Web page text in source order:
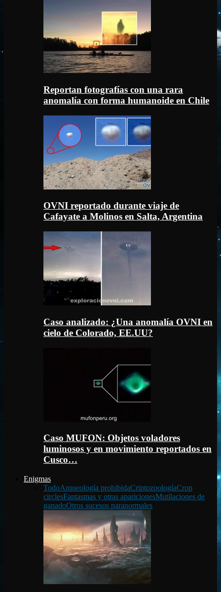
Reportan fotografías con una rara
anomalía con forma humanoide en Chile
OVNI reportado durante viaje de
Cafayate a Molinos en Salta, Argentina
Caso analizado: ¿Una anomalía OVNI en
cielo de Colorado, EE.UU?
Caso MUFON: Objetos voladores
luminosos y en movimiento reportados en
Cusco…
Enigmas
TodoArqueología prohibidaCriptozoologíaCrop
circlesFantasmas y otras aparicionesMutilaciones de
ganadoOtros sucesos paranormales